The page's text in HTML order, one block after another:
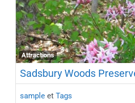
Attractions
Sadsbury Woods
sample et Tags